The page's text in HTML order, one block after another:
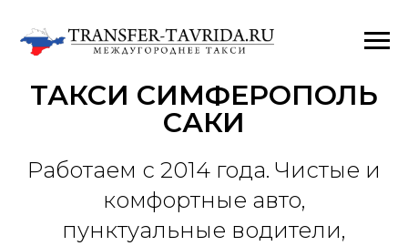
ТАКСИ СИМФЕРОПОЛЬ
САКИ
Работаем с 2014 года. Чистые и
комфортные авто,
пунктуальные водители,